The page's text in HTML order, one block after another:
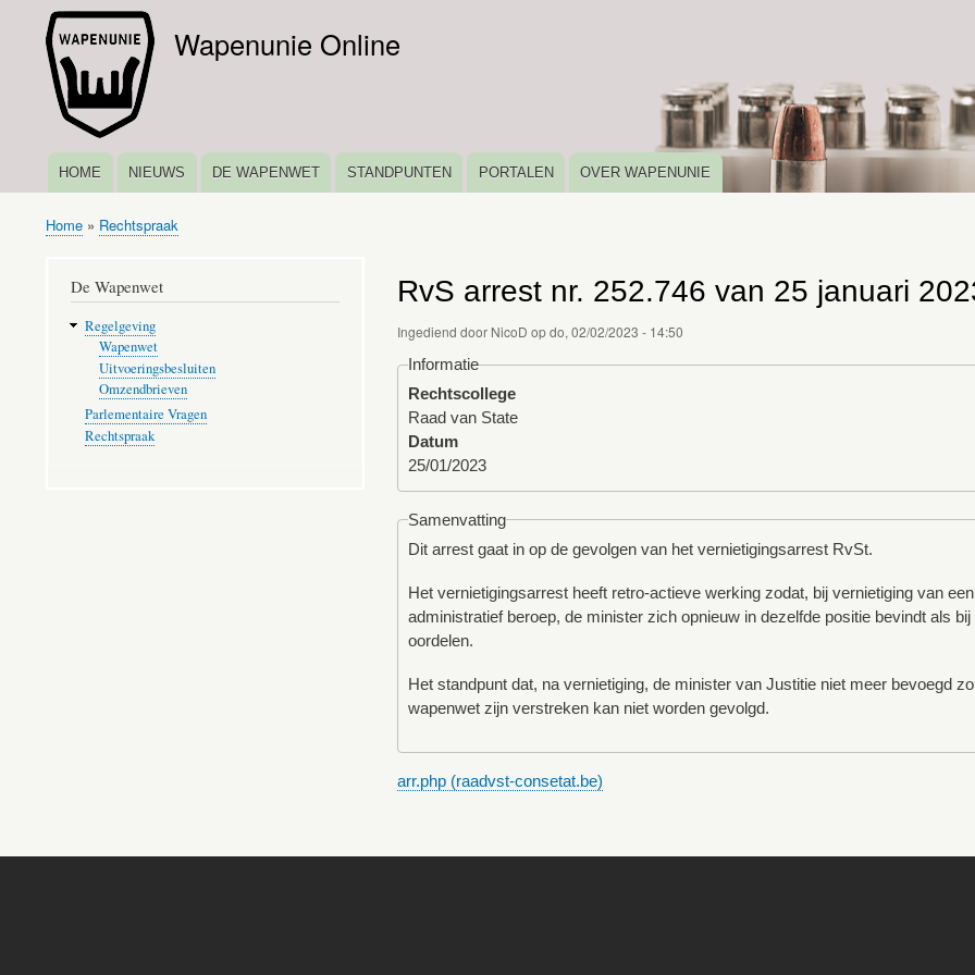
inhoud
gaan
Wapenunie Online
HOOFDNAVIGATIE
HOME NIEUWS DE WAPENWET STANDPUNTEN PORTALEN OVER WAPENUNIE
Kruimelpad
Home Rechtspraak
RvS arrest nr. 252.746 van 25 januari
Ingediend door NicoD opdo, 02/02/2023 - 14:50
Informatie
Rechtscollege
Raad van State
Datum
25/01/2023
Samenvatting
Dit arrest gaat in op de gevolgen van het vernietigingsarrest RvSt.
Het vernietigingsarrest heeft retro-actieve werking zodat, bij vernietiging van
administratief beroep, de minister zich opnieuw in dezelfde positie bevindt als
oordelen.
Het standpunt dat, na vernietiging, de minister van Justitie niet meer bevoegd
wapenwet zijn verstreken kan niet worden gevolgd.
arr.php (raadvst-consetat.be)
De Wapenwet
Regelgeving
Wapenwet
Uitvoeringsbesluiten
Omzendbrieven
Parlementaire Vragen
Rechtspraak